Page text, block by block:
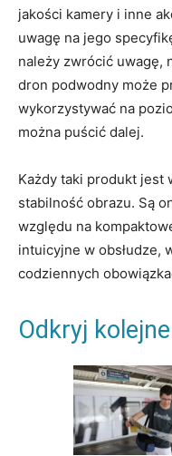
jakości kamery i inne
uwagę na jego
należy zwrócić uwagę,
dron podwodny może
wykorzystywać na
można puścić dalej.
Każdy taki produkt jest
stabilność obrazu. Są
względu na
intuicyjne w obsłudze,
codziennych
Odkryj